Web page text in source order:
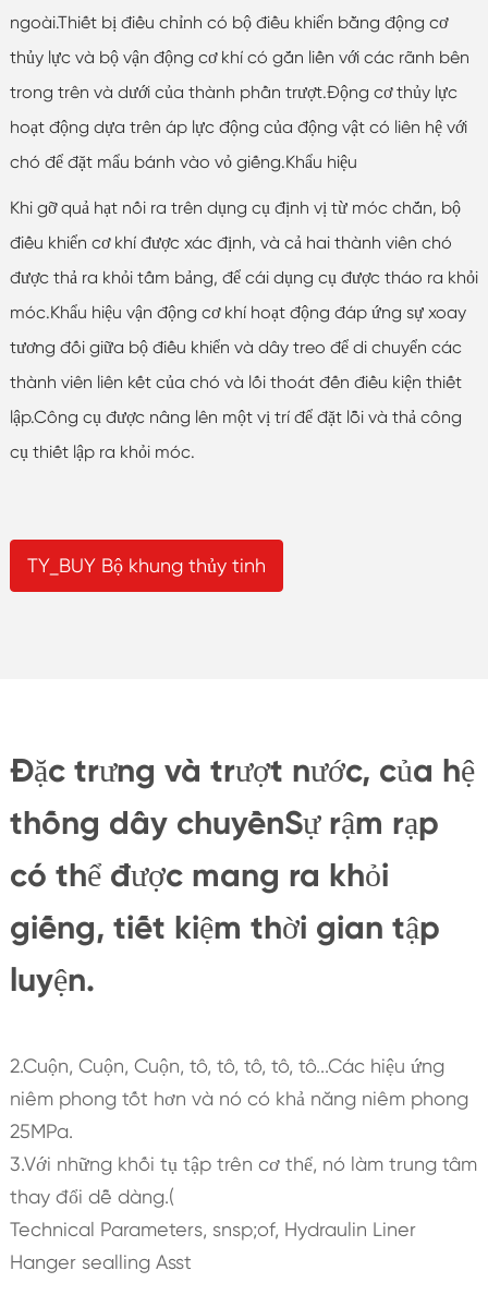
ngoài.Thiết bị điều chỉnh có bộ điều khiển bằng động cơ
thủy lực và bộ vận động cơ khí có gắn liền với các rãnh bên
trong trên và dưới của thành phần trượt.Động cơ thủy lực
hoạt động dựa trên áp lực động của động vật có liên hệ với
chó để đặt mẩu bánh vào vỏ giếng.Khẩu hiệu
Khi gỡ quả hạt nối ra trên dụng cụ định vị từ móc chắn, bộ
điều khiển cơ khí được xác định, và cả hai thành viên chó
được thả ra khỏi tấm bảng, để cái dụng cụ được tháo ra khỏi
móc.Khẩu hiệu vận động cơ khí hoạt động đáp ứng sự xoay
tương đối giữa bộ điều khiển và dây treo để di chuyển các
thành viên liên kết của chó và lối thoát đến điều kiện thiết
lập.Công cụ được nâng lên một vị trí để đặt lỗi và thả công
cụ thiết lập ra khỏi móc.
TY_BUY Bộ khung thủy tinh
Đặc trưng và trượt nước, của hệ
thống dây chuyềnSự rậm rạp
có thể được mang ra khỏi
giếng, tiết kiệm thời gian tập
luyện.
2.Cuộn, Cuộn, Cuộn, tô, tô, tô, tô, tô...Các hiệu ứng
niêm phong tốt hơn và nó có khả năng niêm phong
25MPa.
3.Với những khối tụ tập trên cơ thể, nó làm trung tâm
thay đổi dễ dàng.(
Technical Parameters, snsp;of, Hydraulin Liner
Hanger sealling Asst